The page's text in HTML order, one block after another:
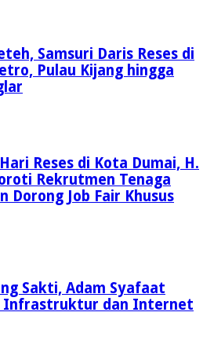
Samsuri Daris Reses di
Pulau Kijang hingga
Reses di Kota Dumai, H.
Rekrutmen Tenaga
Dorong Job Fair Khusus
Sakti, Adam Syafaat
Infrastruktur dan Internet